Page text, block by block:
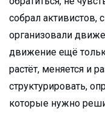
собрал
организовали
движение ещё
растёт, меняется и
структурировать,
которые нужно